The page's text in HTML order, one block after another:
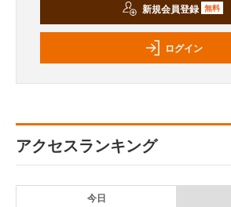
新規会員登録 無料
ログイン
アクセスランキング
今日